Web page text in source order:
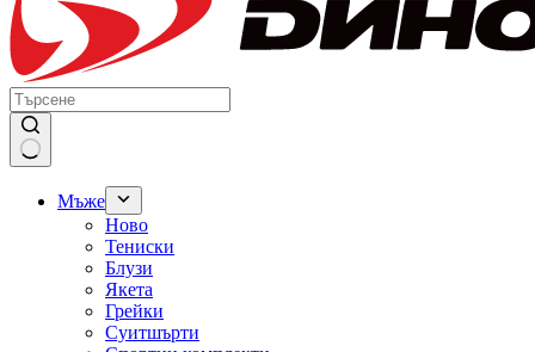
Мъже
Ново
Тениски
Блузи
Якета
Грейки
Суитшърти